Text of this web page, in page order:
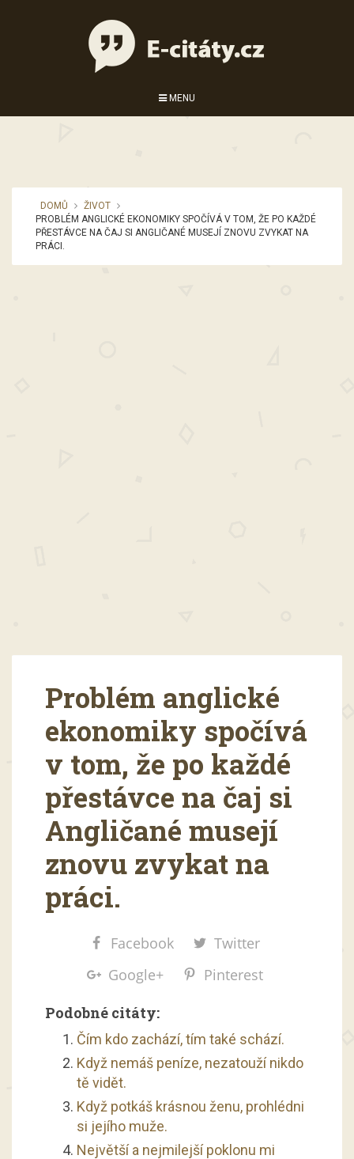
MENU
DOMŮ
ŽIVOT
PROBLÉM ANGLICKÉ EKONOMIKY SPOČÍVÁ V TOM, ŽE PO KAŽDÉ
PŘESTÁVCE NA ČAJ SI ANGLIČANÉ MUSEJÍ ZNOVU ZVYKAT NA
PRÁCI.
Problém anglické
ekonomiky spočívá
v tom, že po každé
přestávce na čaj si
Angličané musejí
znovu zvykat na
práci.
Facebook
Twitter
Google+
Pinterest
Podobné citáty:
Čím kdo zachází, tím také schází.
Když nemáš peníze, nezatouží nikdo
tě vidět.
Když potkáš krásnou ženu, prohlédni
si jejího muže.
Největší a nejmilejší poklonu mi